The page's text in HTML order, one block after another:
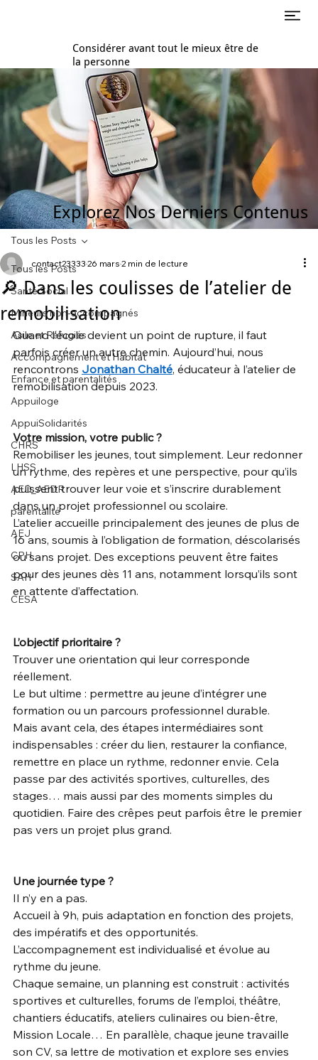
Considérer avant tout le mieux être de
la personne
Explorez Nos Derniers Contenus
Tous les Posts
Santé Social
Mineurs non-accompagnés
Asile et Réfugiés
Accompagnement et Habitat
Enfance et parentalités
Appuiloge
AppuiSolidarités
CHRS
LHSS
AED_AEDR
parentalité
AEJ
CPH
SAH
CESA
Tous les Posts
🔎 Dans les coulisses de l’atelier de
remobilisation
contact23333 26 mars 2 min de lecture
Quand l’école devient un point de rupture, il faut
parfois créer un autre chemin. Aujourd’hui, nous
rencontrons Jonathan Chalté, éducateur à l’atelier de
remobilisation depuis 2023.
Votre mission, votre public ?
Remobiliser les jeunes, tout simplement. Leur redonner
un rythme, des repères et une perspective, pour qu’ils
puissent trouver leur voie et s’inscrire durablement
dans un projet professionnel ou scolaire.
L’atelier accueille principalement des jeunes de plus de
16 ans, soumis à l’obligation de formation, déscolarisés
ou sans projet. Des exceptions peuvent être faites
pour des jeunes dès 11 ans, notamment lorsqu’ils sont
en attente d’affectation.
L’objectif prioritaire ?
Trouver une orientation qui leur corresponde
réellement.
Le but ultime : permettre au jeune d’intégrer une
formation ou un parcours professionnel durable.
Mais avant cela, des étapes intermédiaires sont
indispensables : créer du lien, restaurer la confiance,
remettre en place un rythme, redonner envie. Cela
passe par des activités sportives, culturelles, des
stages… mais aussi par des moments simples du
quotidien. Faire des crêpes peut parfois être le premier
pas vers un projet plus grand.
Une journée type ?
Il n’y en a pas.
Accueil à 9h, puis adaptation en fonction des projets,
des impératifs et des opportunités.
L’accompagnement est individualisé et évolue au
rythme du jeune.
Chaque semaine, un planning est construit : activités
sportives et culturelles, forums de l’emploi, théâtre,
chantiers éducatifs, ateliers culinaires ou bien-être,
Mission Locale… En parallèle, chaque jeune travaille
son CV, sa lettre de motivation et explore ses envies